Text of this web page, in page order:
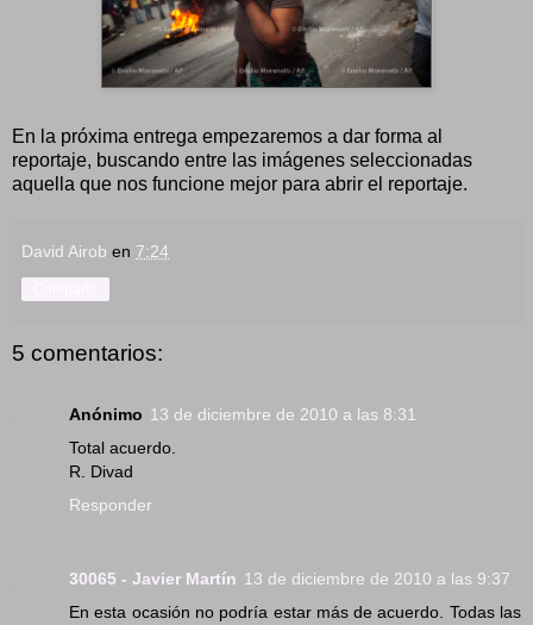
En la próxima entrega empezaremos a dar forma al
reportaje, buscando entre las imágenes seleccionadas
aquella que nos funcione mejor para abrir el reportaje.
David Airob en 7:24
5 comentarios:
Anónimo 13 de diciembre de 2010 a las 8:31
Total acuerdo.
R. Divad
Responder
30065 - Javier Martín 13 de diciembre de 2010 a las 9:37
En esta ocasión no podría estar más de acuerdo. Todas las